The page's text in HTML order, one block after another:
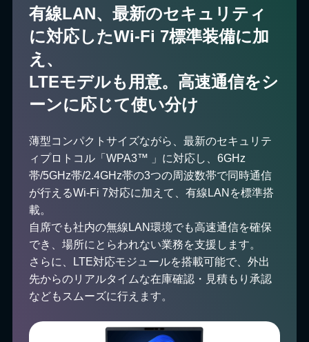
有線LAN、最新のセキュリティ
に対応したWi-Fi 7標準装備に加
え、
LTEモデルも用意。高速通信をシ
ーンに応じて使い分け
薄型コンパクトサイズながら、最新のセキュリテ
ィプロトコル「WPA3™ 」に対応し、6GHz
帯/5GHz帯/2.4GHz帯の3つの周波数帯で同時通信
が行えるWi-Fi 7対応に加えて、有線LANを標準搭
載。
自席でも社内の無線LAN環境でも高速通信を確保
でき、場所にとらわれない業務を支援します。
さらに、LTE対応モジュールを搭載可能で、外出
先からのリアルタイムな在庫確認・見積もり承認
などもスムーズに行えます。